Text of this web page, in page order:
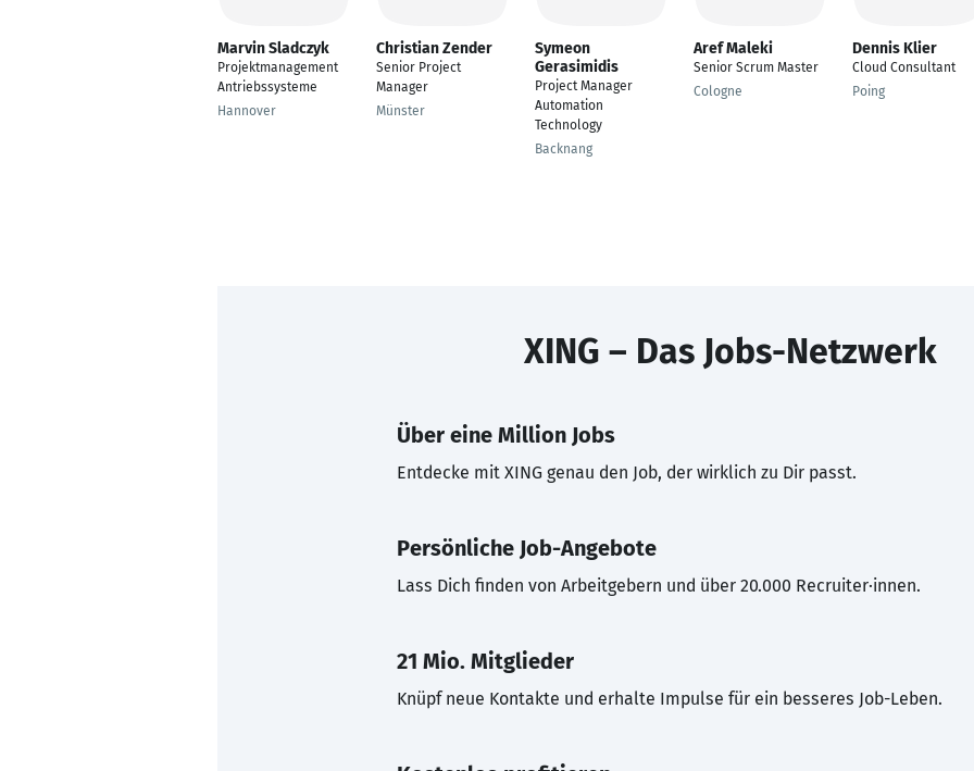
Marvin Sladczyk
Projektmanagement
Antriebssysteme
Hannover
Christian Zender
Senior Project
Manager
Münster
Symeon
Gerasimidis
Project Manager
Automation
Technology
Backnang
Aref Maleki
Senior Scrum Master
Cologne
Dennis Klier
Cloud Consultant
Poing
XING – Das Jobs-Netzwerk
Über eine Million Jobs
Entdecke mit XING genau den Job, der wirklich zu Dir passt.
Persönliche Job-Angebote
Lass Dich finden von Arbeitgebern und über 20.000 Recruiter·innen.
21 Mio. Mitglieder
Knüpf neue Kontakte und erhalte Impulse für ein besseres Job-Leben.